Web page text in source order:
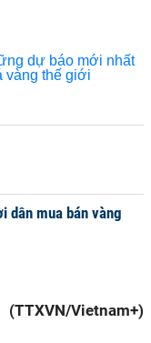
dân mua bán vàng
(TTXVN/Vietnam+)